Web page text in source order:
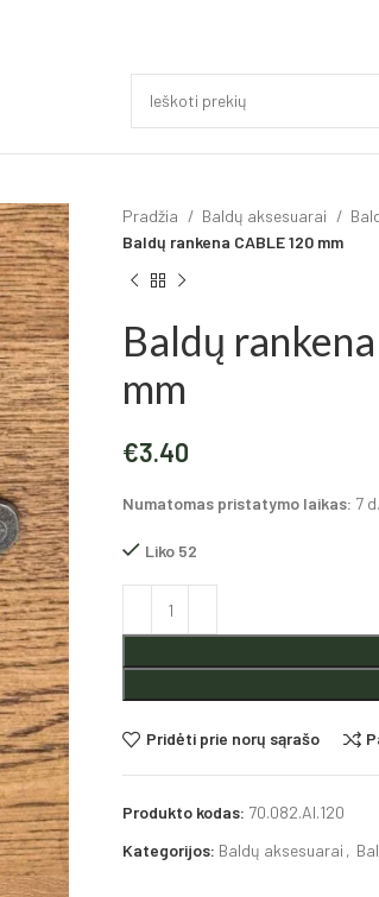
Pradžia Baldų aksesuarai
Baldų rankena CABLE 120 mm
Baldų
mm
€3.40
Numatomas pristatymo laikas: 7
Liko 52
Pridėti prie norų sąrašo
Produkto kodas: 70.082.AI.120
Kategorijos: Baldų aksesuarai ,